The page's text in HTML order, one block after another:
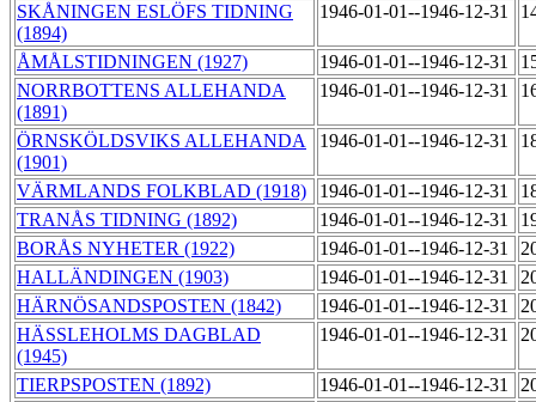
SKÅNINGEN ESLÖFS TIDNING
(1894)
1946-01-01--1946-12-31
ÅMÅLSTIDNINGEN (1927) 1946-01-01--1946-12-31
NORRBOTTENS ALLEHANDA
(1891)
1946-01-01--1946-12-31
ÖRNSKÖLDSVIKS ALLEHANDA
(1901)
1946-01-01--1946-12-31
VÄRMLANDS FOLKBLAD (1918) 1946-01-01--1946-12-31
TRANÅS TIDNING (1892)
1946-01-01--1946-12-31
BORÅS NYHETER (1922)
1946-01-01--1946-12-31
HALLÄNDINGEN (1903)
1946-01-01--1946-12-31
HÄRNÖSANDSPOSTEN (1842)
1946-01-01--1946-12-31
HÄSSLEHOLMS DAGBLAD
(1945)
1946-01-01--1946-12-31
TIERPSPOSTEN (1892) 1946-01-01--1946-12-31